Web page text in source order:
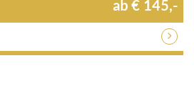
ab € 145,-